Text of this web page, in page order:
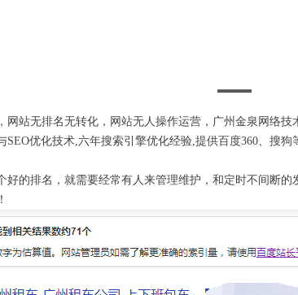
网站无排名无转化，网站无人操作运营，广州金泉网络
SEO优化技术,六年搜索引擎优化经验,提供百度360、搜狗
好的排名，就需要经常有人来管理维护，和定时不间断